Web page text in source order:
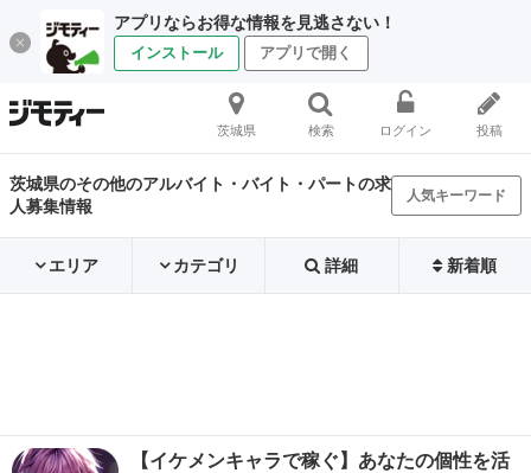
アプリならお得な情報を見逃さない！
インストール アプリで開く
茨城県 検索 ログイン 投稿
茨城県のその他のアルバイト・バイト・パートの求
人募集情報
人気キーワード
エリア カテゴリ 詳細 新着順
【イケメンキャラで稼ぐ】あなたの個性を活